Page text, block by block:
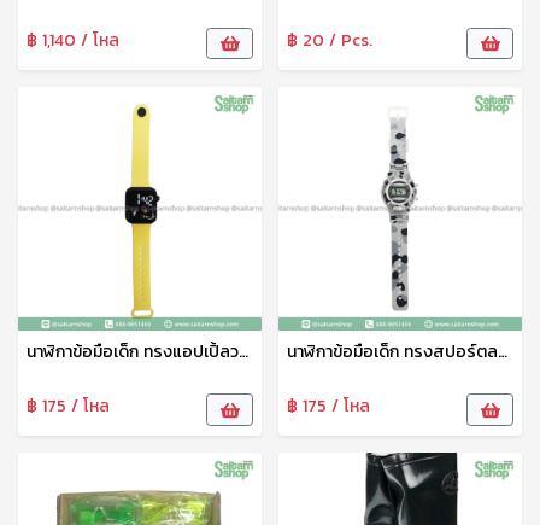
฿ 1,140 / โหล ฿ 20 / Pcs.
นาฬิกาข้อมือเด็ก ทรงแอปเปิ้ลวอช HY089-5 THY
฿ 175 / โหล
นาฬิกาข้อมือเด็ก ทรงสปอร์ตลายทหาร HY089-8 THY
฿ 175 / โหล